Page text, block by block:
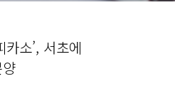
소’, 서초에